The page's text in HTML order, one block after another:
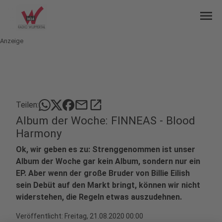
menu
Anzeige
Teilen: mailopen_in_new
Album der Woche: FINNEAS - Blood
Harmony
Ok, wir geben es zu: Strenggenommen ist unser
Album der Woche gar kein Album, sondern nur ein
EP. Aber wenn der große Bruder von Billie Eilish
sein Debüt auf den Markt bringt, können wir nicht
widerstehen, die Regeln etwas auszudehnen.
Veröffentlicht: Freitag, 21.08.2020 00:00